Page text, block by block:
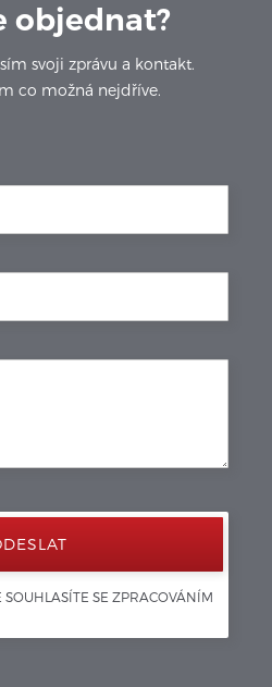
objednat?
svoji zprávu a kontakt.
co možná nejdříve.
SE ZPRACOVÁNÍM